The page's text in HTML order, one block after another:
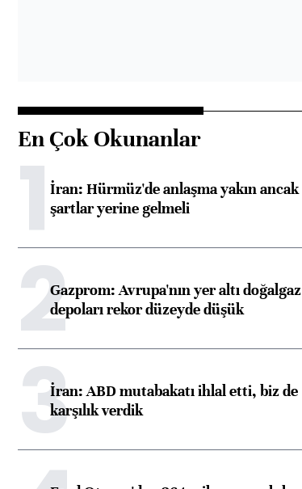
En Çok Okunanlar
1İran: Hürmüz'de anlaşma yakın ancak
şartlar yerine gelmeli
2Gazprom: Avrupa'nın yer altı doğalgaz
depoları rekor düzeyde düşük
3İran: ABD mutabakatı ihlal etti, biz de
karşılık verdik